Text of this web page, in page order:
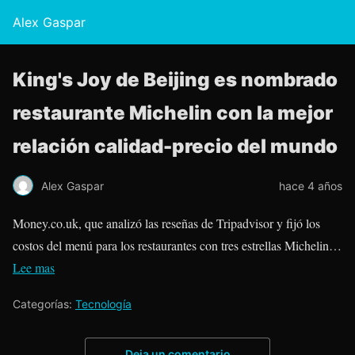
Alex Gaspar
King's Joy de Beijing es nombrado
restaurante Michelin con la mejor
relación calidad-precio del mundo
Alex Gaspar hace 4 años
Money.co.uk, que analizó las reseñas de Tripadvisor y fijó los
costos del menú para los restaurantes con tres estrellas Michelin…
Lee mas
Categorías: Tecnología